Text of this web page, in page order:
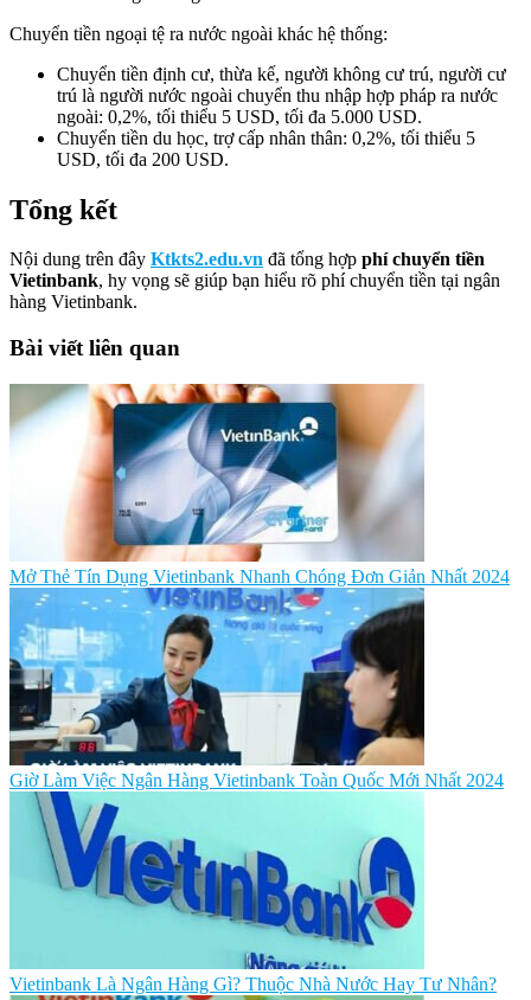
Chuyển tiền ngoại tệ ra nước ngoài khác hệ thống:
Chuyển tiền định cư, thừa kế, người không cư trú, người cư
trú là người nước ngoài chuyển thu nhập hợp pháp ra nước
ngoài: 0,2%, tối thiểu 5 USD, tối đa 5.000 USD.
Chuyển tiền du học, trợ cấp nhân thân: 0,2%, tối thiểu 5
USD, tối đa 200 USD.
Tổng kết
Nội dung trên đây Ktkts2.edu.vn đã tổng hợp phí chuyển tiền
Vietinbank, hy vọng sẽ giúp bạn hiểu rõ phí chuyển tiền tại ngân
hàng Vietinbank.
Bài viết liên quan
Mở Thẻ Tín Dụng Vietinbank Nhanh Chóng Đơn Giản Nhất 2024
Giờ Làm Việc Ngân Hàng Vietinbank Toàn Quốc Mới Nhất 2024
Vietinbank Là Ngân Hàng Gì? Thuộc Nhà Nước Hay Tư Nhân?